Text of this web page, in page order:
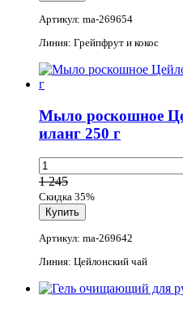
Артикул: ma-269654
Линия: Грейпфрут и кокос
Мыло роскошное
иланг 250 г
1 245
Скидка 35%
Артикул: ma-269642
Линия: Цейлонский чай